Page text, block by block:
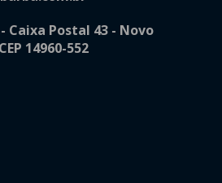
Caixa Postal 43 - Novo
14960-552